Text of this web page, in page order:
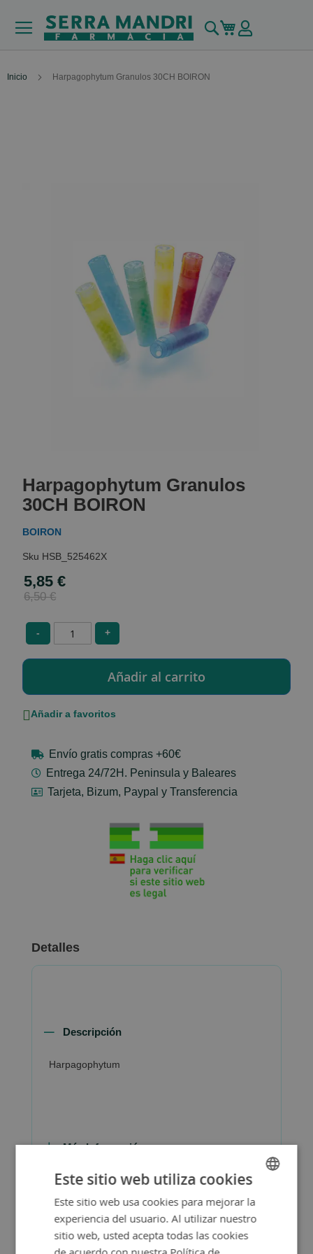
Buscar
Mi carrito
Inicio Harpagophytum Granulos 30CH BOIRON
the
beginning
of
the
gallery
Harpagophytum Granulos
30CH BOIRON
BOIRON
HSB_525462X
Special
Price
5,85 €
6,50 €
- +
Añadir a favoritos
Envío gratis compras +60€
Entrega 24/72H. Peninsula y Baleares
Tarjeta, Bizum, Paypal y Transferencia
Detalles
Descripción
Harpagophytum
Más Información
SPANISH
ENGLISH
Este sitio web utiliza cookies
Este sitio web usa cookies para mejorar la
experiencia del usuario. Al utilizar nuestro
sitio web, usted acepta todas las cookies